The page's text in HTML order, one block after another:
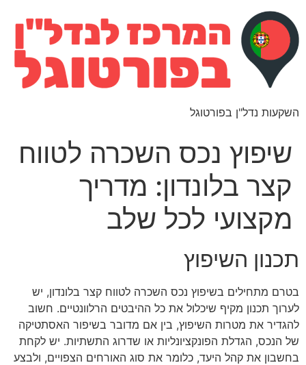
השקעות נדל"ן בפורטוגל
שיפוץ נכס השכרה לטווח
קצר בלונדון: מדריך
מקצועי לכל שלב
תכנון השיפוץ
בטרם מתחילים בשיפוץ נכס השכרה לטווח קצר בלונדון, יש
לערוך תכנון מקיף שיכלול את כל ההיבטים הרלוונטיים. חשוב
להגדיר את מטרות השיפוץ, בין אם מדובר בשיפור האסתטיקה
של הנכס, הגדלת הפונקציונליות או שדרוג התשתיות. יש לקחת
בחשבון את קהל היעד, כלומר את סוג האורחים הצפויים, ולבצע